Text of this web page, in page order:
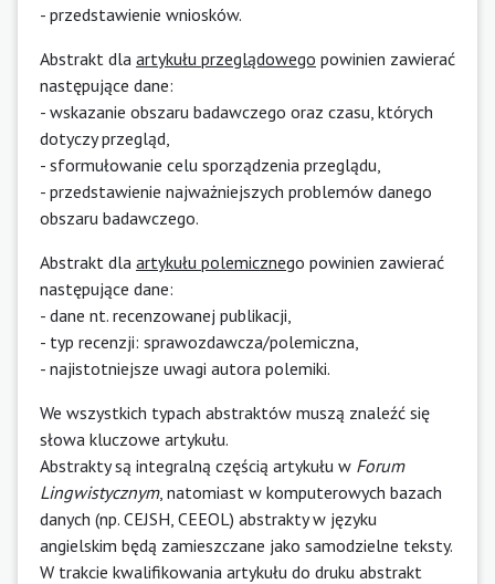
- przedstawienie wniosków.
Abstrakt dla artykułu przeglądowego powinien zawierać
następujące dane:
- wskazanie obszaru badawczego oraz czasu, których
dotyczy przegląd,
- sformułowanie celu sporządzenia przeglądu,
- przedstawienie najważniejszych problemów danego
obszaru badawczego.
Abstrakt dla artykułu polemicznego powinien zawierać
następujące dane:
- dane nt. recenzowanej publikacji,
- typ recenzji: sprawozdawcza/polemiczna,
- najistotniejsze uwagi autora polemiki.
We wszystkich typach abstraktów muszą znaleźć się
słowa kluczowe artykułu.
Abstrakty są integralną częścią artykułu w Forum
Lingwistycznym, natomiast w komputerowych bazach
danych (np. CEJSH, CEEOL) abstrakty w języku
angielskim będą zamieszczane jako samodzielne teksty.
W trakcie kwalifikowania artykułu do druku abstrakt